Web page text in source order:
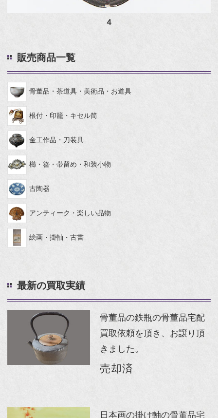
４
販売商品一覧
骨董品・茶道具・美術品・お道具
根付・印籠・キセル筒
金工作品・刀装具
櫛・簪・帯留め・和装小物
古陶器
アンティーク・楽しい品物
絵画・掛軸・古書
最新の買取実績
骨董品の鉄瓶の骨董品宅配
買取依頼を頂き、お譲り頂
きました。
売却済
日本画の掛け軸の骨董品宅